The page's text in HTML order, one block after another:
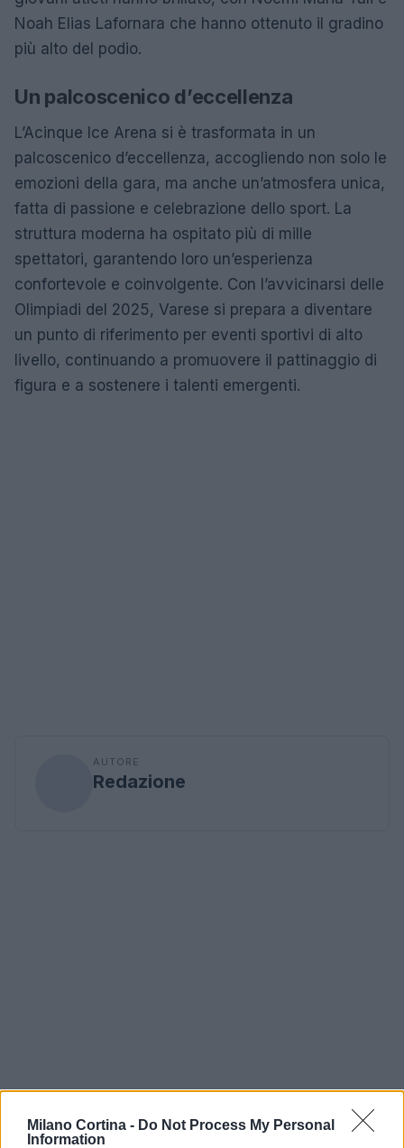
Milano Cortina - Do Not Process My Personal
Information
Noah Elias Lafornara che hanno ottenuto il gradino
più alto del podio.
Un palcoscenico d’eccellenza
L’Acinque Ice Arena si è trasformata in un
palcoscenico d’eccellenza, accogliendo non solo le
emozioni della gara, ma anche un’atmosfera unica,
fatta di passione e celebrazione dello sport. La
struttura moderna ha ospitato più di mille
spettatori, garantendo loro un’esperienza
confortevole e coinvolgente. Con l’avvicinarsi delle
Olimpiadi del 2025, Varese si prepara a diventare
un punto di riferimento per eventi sportivi di alto
livello, continuando a promuovere il pattinaggio di
figura e a sostenere i talenti emergenti.
AUTORE
Redazione